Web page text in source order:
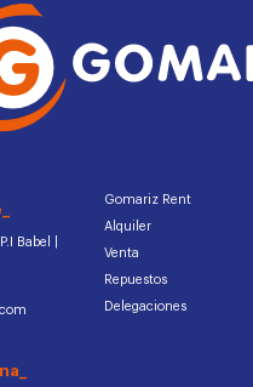
Babel |
Gomariz Rent
Alquiler
Venta
Repuestos
Delegaciones